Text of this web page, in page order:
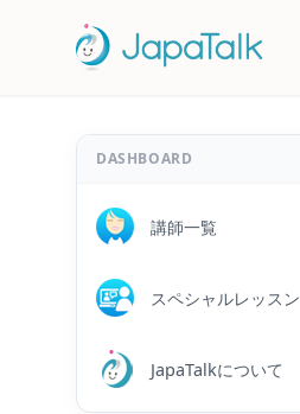
DASHBOARD
講師一覧
スペシャルレッスン
JapaTalkについて